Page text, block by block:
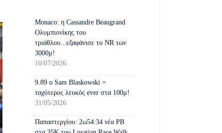
Monaco: η Cassandre Beaugrand
Ολυμπιονίκης του
τριάθλου...εξαφάνισε το NR των
3000μ!
10/07/2026
9.89 o Sam Blaskοwski =
ταχύτερος λευκός ever στα 100μ!
31/05/2026
Παπαστεργίου: 2ω54:34 νέα ΡΒ